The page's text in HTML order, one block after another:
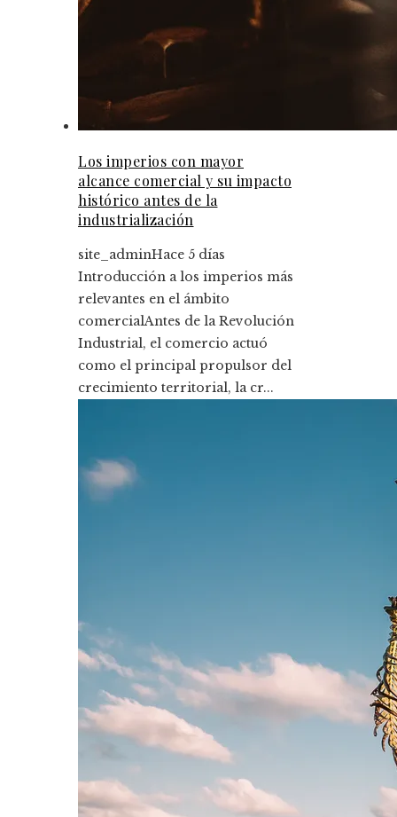
Los imperios con mayor
alcance comercial y su impacto
histórico antes de la
industrialización
site_adminHace 5 días
Introducción a los imperios más
relevantes en el ámbito
comercialAntes de la Revolución
Industrial, el comercio actuó
como el principal propulsor del
crecimiento territorial, la cr...